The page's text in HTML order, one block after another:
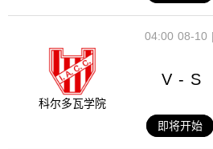
08-10
04:00
科尔多瓦学院
V - S
即将开始